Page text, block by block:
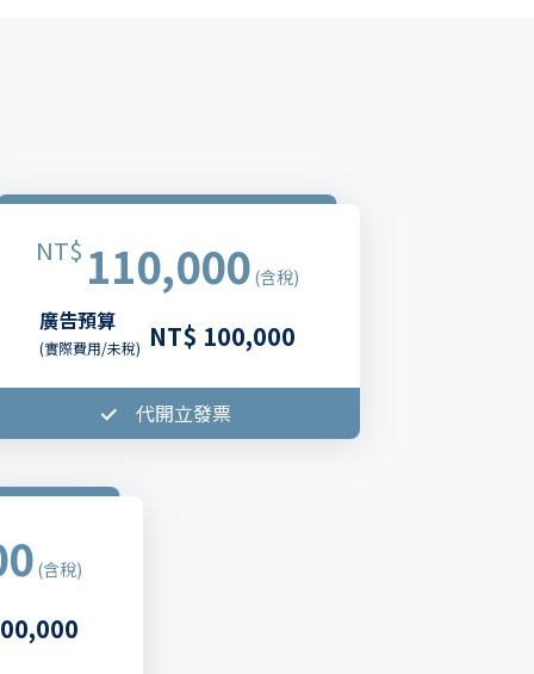
NT$ 110,000 (含稅)
廣告預算
(實際費用/未稅) NT$ 100,000
代開立發票
(含稅)